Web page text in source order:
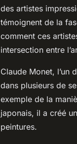
des artistes
témoignent de la
comment ces
intersection entre
Claude Monet, l’un
dans plusieurs de
exemple de la
japonais, il a créé
peintures.